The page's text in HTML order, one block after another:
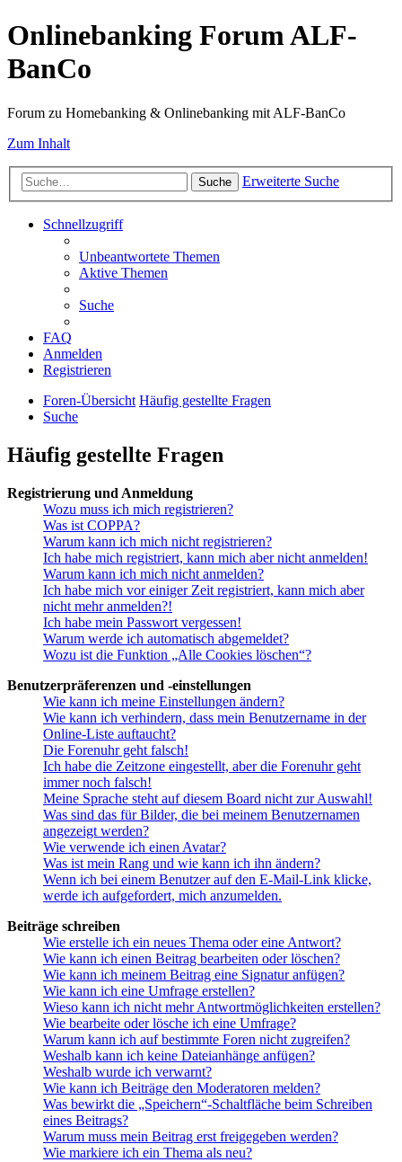
Onlinebanking Forum ALF-
BanCo
Forum zu Homebanking & Onlinebanking mit ALF-BanCo
Zum Inhalt
Suche Erweiterte Suche
Schnellzugriff
Unbeantwortete Themen
Aktive Themen
Suche
FAQ
Anmelden
Registrieren
Foren-Übersicht Häufig gestellte Fragen
Suche
Häufig gestellte Fragen
Registrierung und Anmeldung
Wozu muss ich mich registrieren?
Was ist COPPA?
Warum kann ich mich nicht registrieren?
Ich habe mich registriert, kann mich aber nicht anmelden!
Warum kann ich mich nicht anmelden?
Ich habe mich vor einiger Zeit registriert, kann mich aber
nicht mehr anmelden?!
Ich habe mein Passwort vergessen!
Warum werde ich automatisch abgemeldet?
Wozu ist die Funktion „Alle Cookies löschen“?
Benutzerpräferenzen und -einstellungen
Wie kann ich meine Einstellungen ändern?
Wie kann ich verhindern, dass mein Benutzername in der
Online-Liste auftaucht?
Die Forenuhr geht falsch!
Ich habe die Zeitzone eingestellt, aber die Forenuhr geht
immer noch falsch!
Meine Sprache steht auf diesem Board nicht zur Auswahl!
Was sind das für Bilder, die bei meinem Benutzernamen
angezeigt werden?
Wie verwende ich einen Avatar?
Was ist mein Rang und wie kann ich ihn ändern?
Wenn ich bei einem Benutzer auf den E-Mail-Link klicke,
werde ich aufgefordert, mich anzumelden.
Beiträge schreiben
Wie erstelle ich ein neues Thema oder eine Antwort?
Wie kann ich einen Beitrag bearbeiten oder löschen?
Wie kann ich meinem Beitrag eine Signatur anfügen?
Wie kann ich eine Umfrage erstellen?
Wieso kann ich nicht mehr Antwortmöglichkeiten erstellen?
Wie bearbeite oder lösche ich eine Umfrage?
Warum kann ich auf bestimmte Foren nicht zugreifen?
Weshalb kann ich keine Dateianhänge anfügen?
Weshalb wurde ich verwarnt?
Wie kann ich Beiträge den Moderatoren melden?
Was bewirkt die „Speichern“-Schaltfläche beim Schreiben
eines Beitrags?
Warum muss mein Beitrag erst freigegeben werden?
Wie markiere ich ein Thema als neu?